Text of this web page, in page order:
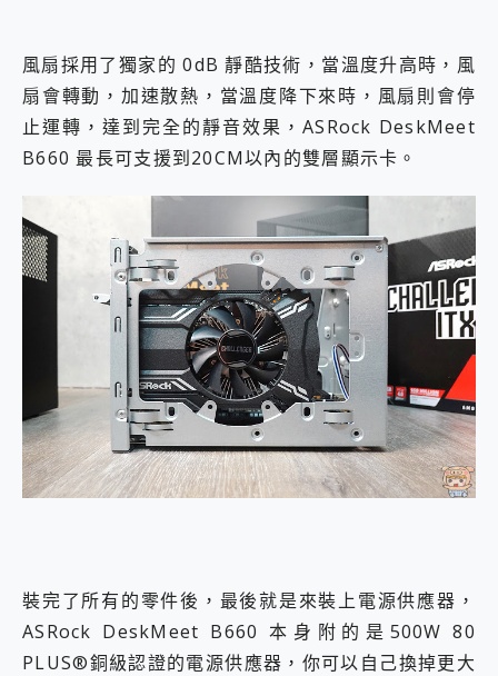
風扇採用了獨家的 0dB 靜酷技術，當溫度升高時，風
扇會轉動，加速散熱，當溫度降下來時，風扇則會停
止運轉，達到完全的靜音效果，ASRock DeskMeet
B660 最長可支援到20CM以內的雙層顯示卡。
裝完了所有的零件後，最後就是來裝上電源供應器，
ASRock DeskMeet B660 本身附的是500W 80
PLUS®銅級認證的電源供應器，你可以自己換掉更大